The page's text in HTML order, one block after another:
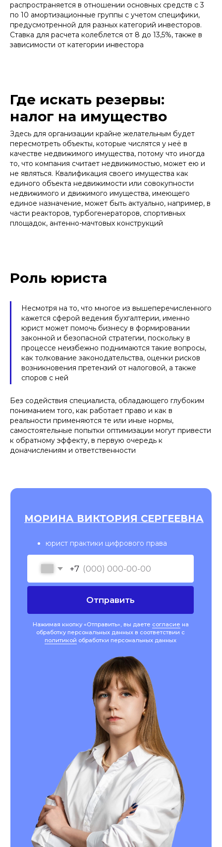
распространяется в отношении основных средств с 3
по 10 амортизационные группы с учетом специфики,
предусмотренной для разных категорий инвесторов.
Ставка для расчета колеблется от 8 до 13,5%, также в
зависимости от категории инвестора
Где искать резервы:
налог на имущество
Здесь для организации крайне желательным будет
пересмотреть объекты, которые числятся у неё в
качестве недвижимого имущества, потому что иногда
то, что компания считает недвижимостью, может ею и
не являться. Квалификация своего имущества как
единого объекта недвижимости или совокупности
недвижимого и движимого имущества, имеющего
единое назначение, может быть актуально, например, в
части реакторов, турбогенераторов, спортивных
площадок, антенно-мачтовых конструкций
Роль юриста
Несмотря на то, что многое из вышеперечисленного
кажется сферой ведения бухгалтерии, именно
юрист может помочь бизнесу в формировании
законной и безопасной стратегии, поскольку в
процессе неизбежно поднимаются такие вопросы,
как толкование законодательства, оценки рисков
возникновения претензий от налоговой, а также
споров с ней
Без содействия специалиста, обладающего глубоким
пониманием того, как работает право и как в
реальности применяются те или иные нормы,
самостоятельные попытки оптимизации могут привести
к обратному эффекту, в первую очередь к
доначислениям и ответственности